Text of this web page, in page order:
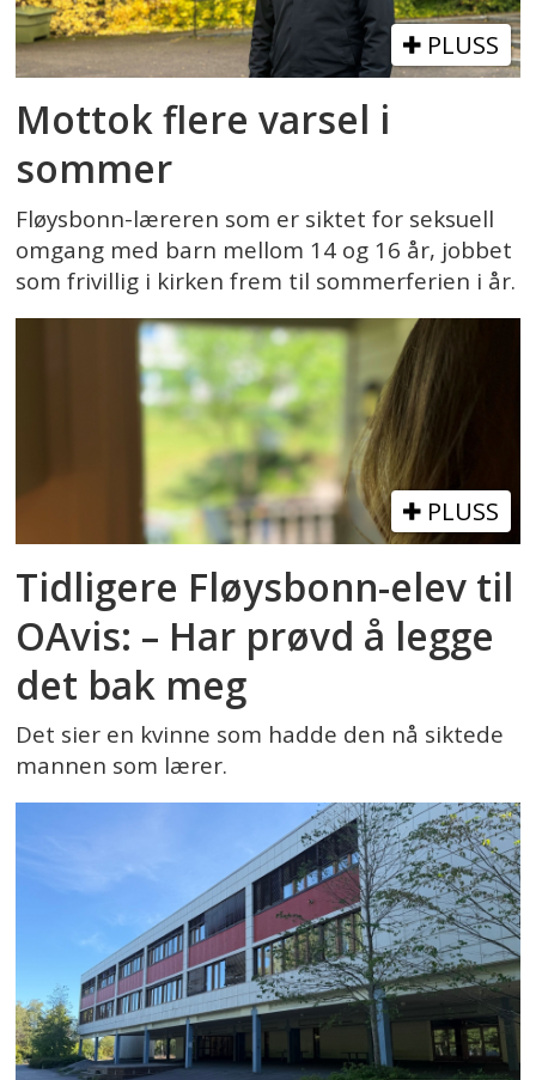
PLUSS
Mottok flere varsel i
sommer
Fløysbonn-læreren som er siktet for seksuell
omgang med barn mellom 14 og 16 år, jobbet
som frivillig i kirken frem til sommerferien i år.
PLUSS
Tidligere Fløysbonn-elev til
OAvis: – Har prøvd å legge
det bak meg
Det sier en kvinne som hadde den nå siktede
mannen som lærer.